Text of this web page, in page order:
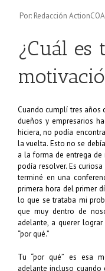
Por: Redacción
¿Cuál es
Cuando cumplí tres años
dueños y empresarios
hiciera, no podía
la vuelta. Esto no se
a la forma de entrega de
podía resolver. Es
terminé en una
primera hora del primer
lo que se trataba mi
que muy dentro de
adelante, a querer
“por qué.”
Tu “por qué” es esa
adelante incluso